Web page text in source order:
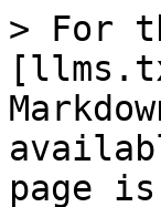
> For
page